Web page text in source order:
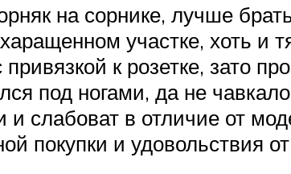
на сорнике, лучше
участке, хоть и
к розетке, зато
под ногами, да не
и слабоват в отличие от
покупки и удовольствия